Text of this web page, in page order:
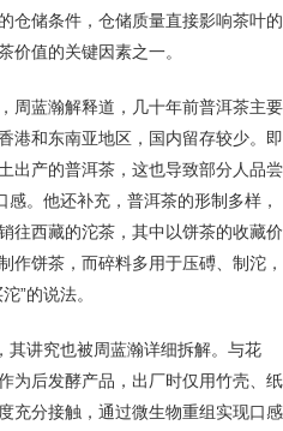
仓储条件，仓储质量直接影响茶叶的
价值的关键因素之一。
周蓝瀚解释道，几十年前普洱茶主要
港和东南亚地区，国内留存较少。即
出产的普洱茶，这也导致部分人品尝
感。他还补充，普洱茶的形制多样，
往西藏的沱茶，其中以饼茶的收藏价
饼茶，而碎料多用于压磗、制沱，
”的说法。
其讲究也被周蓝瀚详细拆解。与花
为后发酵产品，出厂时仅用竹壳、纸
充分接触，通过微生物重组实现口感